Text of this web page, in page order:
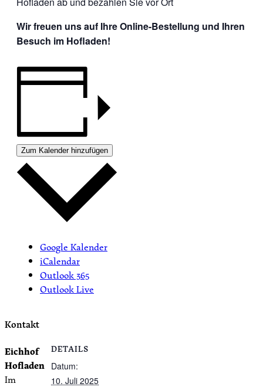
Wir freuen uns auf Ihre Online-Bestellung und Ihren
Besuch im Hofladen!
Zum Kalender hinzufügen
Google Kalender
iCalendar
Outlook 365
Outlook Live
DETAILS
Datum:
10. Juli 2025
Kontakt
Eichhof
Hofladen
Im